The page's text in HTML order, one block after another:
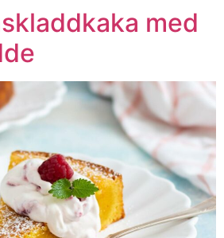
med